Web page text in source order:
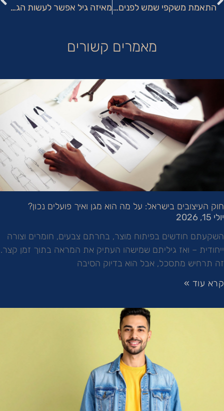
התאמת משקפי שמש לפנים: הגיע הזמן שתבינו מה באמת מחמיא לכם
מאיזה גיל אפשר לעשות הגדלת חזה?
מאמרים קשורים
חוק העיצובים בישראל: על מה הוא מגן ואיך פועלים נכון?
יולי 15, 2026
השקעתם חודשים בפיתוח מוצר, בחרתם צבעים, חומרים וצורה
ייחודית – ואז גיליתם שמישהו העתיק את המראה בתוך זמן קצר.
זה תרחיש מתסכל, אבל הוא בדיוק הסיבה
קרא עוד »